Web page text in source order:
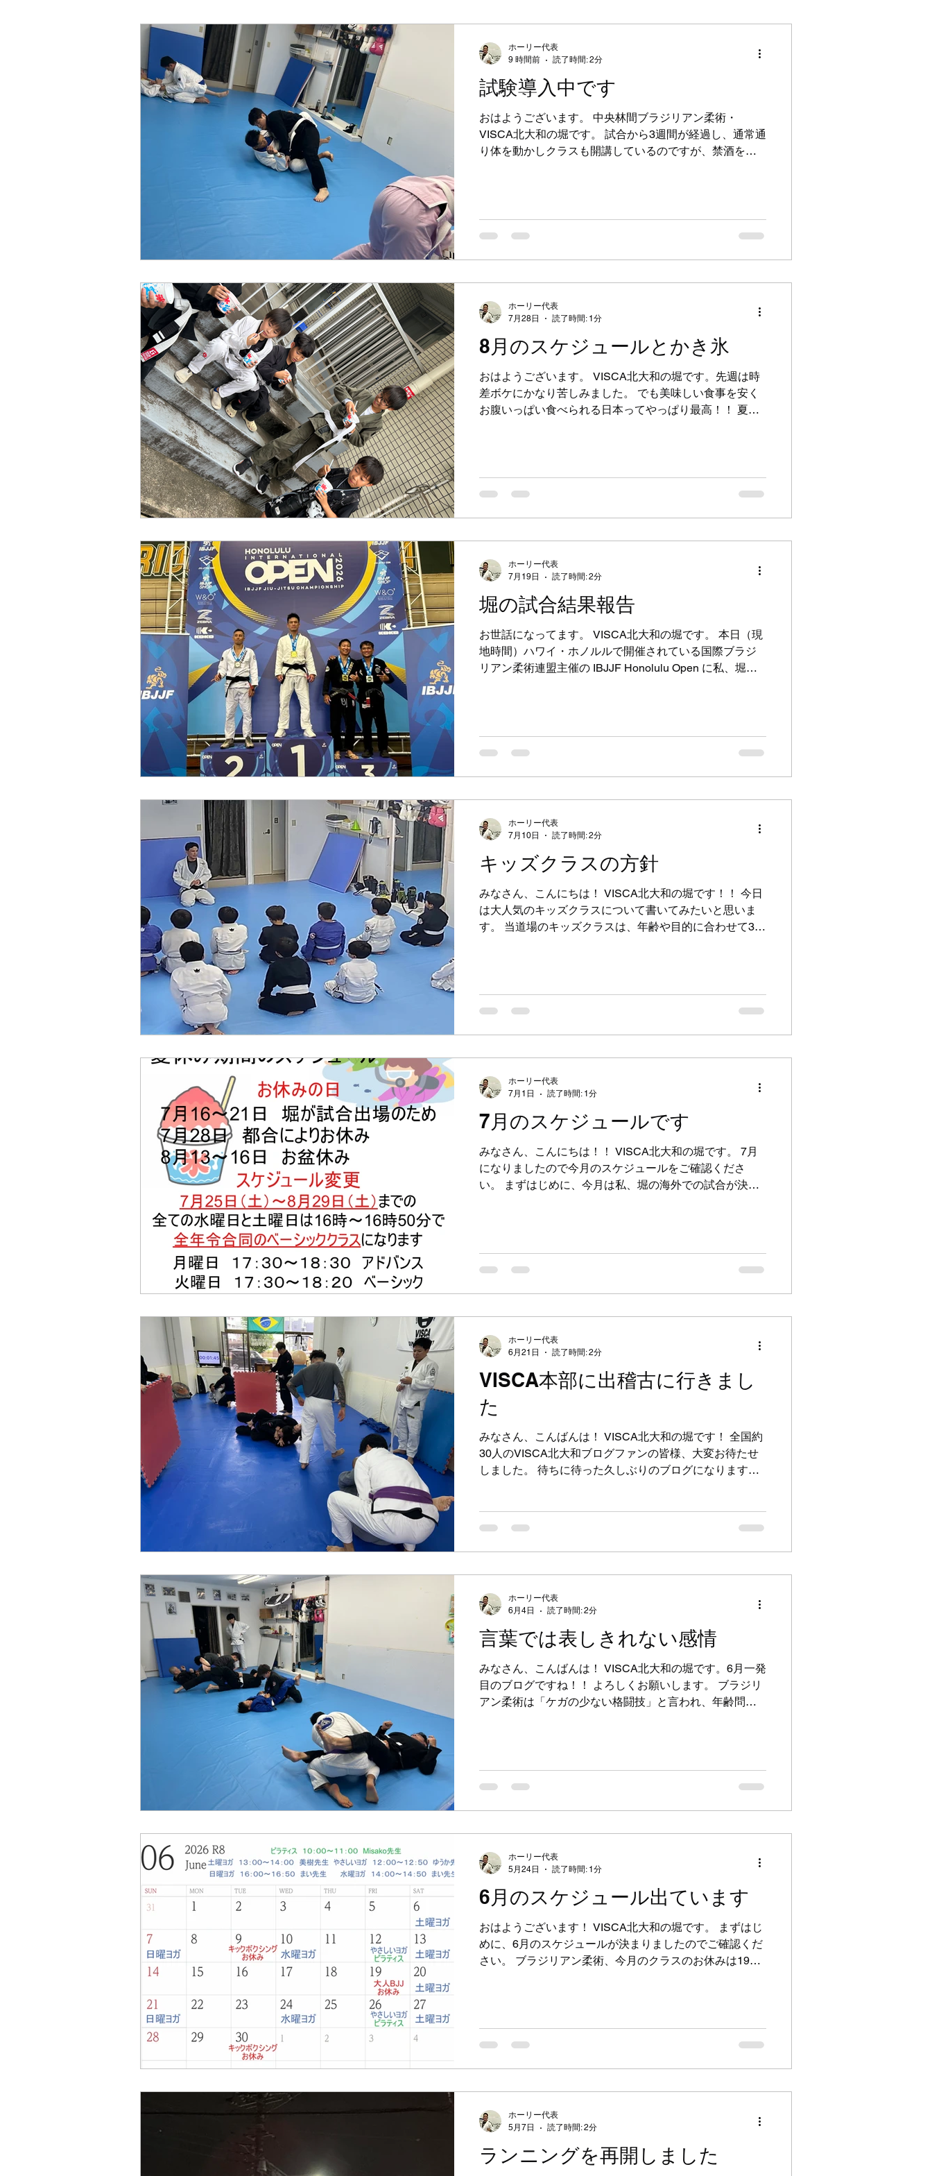
試験導入中です
おはようございます。 中央林間ブラジリアン柔術・
VISCA北大和の堀です。 試合から3週間が経過し、通常通
り体を動かしクラスも開講しているのですが、禁酒をし
かな？？祝勝会を開いてくれるということなので、身体
を壊さないよう自分を制御しながらお酒を楽しんできた
いな！！ 6～7月となんとなくクラスへの参加者が少ない
日が続きました。 何人かの方に話を聞き、導かれた答え
が「暑くて運動する気になれない」「次の日のことを考
えると遅くまで練習できない」ということでした。 そこ
で！！ 試験的に「打ち込みだけの日」を導入することに
しました！ 毎週木曜日は19時半から21時。ご自身の練習
したいことを打ち込み練習する「打ち込みの日」にしま
す。 VISCA川崎本部でも導入されている「研究の日」と
同じシステムです。 自主練と
ホーリー代表
9 時間前
読了時間: 2分
8月のスケジュールとかき氷
おはようございます。 VISCA北大和の堀です。先週は時
差ボケにかなり苦しみました。 でも美味しい食事を安く
お腹いっぱい食べられる日本ってやっぱり最高！！ 夏休
います。 水曜日・土曜日ともに、16時から全年齢合同の
クラスで開講。 晴れた日のクラス後には毎年恒例のかき
かいた後のかき氷は最高ですね！！ 夏休み期間中も体
験・見学、随時承っています。 お気軽にお問い合わせく
ださい！！ 8月のスケジュールも出ていますので各自ご確
認ください。 ・5日（水）キッズクラスのみお休み（試合
のため） ・7日（金）大人のみお休み ・11日（火・祝）
キッズクラスのみお休み ・13～15日 お盆休み 全クラ
スお休み ・26日（水）大人のみお休み 試験的に毎週木曜
日は19時30分から21時までのクラスとし、スパーリング
無
ホーリー代表
7月28日
読了時間: 1分
堀の試合結果報告
お世話になってます。 VISCA北大和の堀です。 本日（現
地時間）ハワイ・ホノルルで開催されている国際ブラジ
リアン柔術連盟主催の IBJJF Honolulu Open に私、堀が
回の試合でした ホノルルは私にとって第二の故郷と言っ
ても過言ではないほど思い入れがたくさんあり 今回も本
休みにすることはとても辛かったのですが、気持ちよく
送り出してくれた練習生の皆さんには感謝の気持ちでい
っぱいです 出国前の最後のクラスでは、子どもたち全員
から「先生、頑張ってきて！」と応援され いつも以上に
力を出すことができました 私の師匠であるVISCA柔術ア
カデミー代表の水野先生、練習生の皆さん VISCA北大和
支部の私の生徒さんたち 私の選手練の練習仲間たち そし
てハワイでは白帯の頃から毎年お世話になってい
ホーリー代表
7月19日
読了時間: 2分
キッズクラスの方針
みなさん、こんにちは！ VISCA北大和の堀です！！ 今日
は大人気のキッズクラスについて書いてみたいと思いま
す。 当道場のキッズクラスは、年齢や目的に合わせて3つ
「ベーシッククラス」 全年齢が参加できるクラスで、基
本技術を中心に、年上の子が年下の子を思いやりながら
レベルを目指す子のための選手クラスです。ただ強くな
るだけではなく、後輩の見本となることや、仲間を大切
にできることも求めています。 私が子どもたちに一番伝
いうことです。 柔術では勝つことも嬉しいことですが、
それ以上に、仲間を尊重し、真面目に取り組み、困って
いる人がいたら手を差し伸べられる人になってほしいと
思っています。 道場は技を学ぶ場所であると同時に、人
として成長する場所でもあります。
ホーリー代表
7月10日
読了時間: 2分
7月のスケジュールです
みなさん、こんにちは！！ VISCA北大和の堀です。 7月
になりましたので今月のスケジュールをご確認くださ
い。 まずはじめに、今月は私、堀の海外での試合が決ま
のため開催は未定。わかり次第お知らせします。 そし
て、今月後半から夏休みが始まるため、夏休み期間中の
日は例年通りクラス後にかき氷を振舞いますので、ぜひ
ご参加ください！！ 昨日のキッズクラスも多くの練習生
にご参加いただきました。 ありがとうございました。 15
人かな？いろいろと広い物件を探して回っているのです
が、なかなか良い物件を見つけることができません。 子
どもたちが安全にブラジリアン柔術を楽しめる場所を提
供してあげたいです。 中央林間ブラジリアン柔術VISCA
北大和では、引き続き 無料体験・見学、随時募集してい
ます。お気
ホーリー代表
7月1日
読了時間: 1分
VISCA本部に出稽古に行きまし
た
みなさん、こんばんは！ VISCA北大和の堀です！ 全国約
30人のVISCA北大和ブログファンの皆様、大変お待たせ
しました。 待ちに待った久しぶりのブログになります！
「参加者は少ないかな？」と思案しましたが、あいかわ
参加した練習生たちは多くの事を得られたようです。 私
も練習風景を見て、それぞれの練習生の課題がわかり、
明日からのクラスに必要なものがわかりました。 大変勉
強になった一日となりました。 出稽古を受け入れていた
だいたVISCA本部の水野先生、練習生の皆さん、ありが
とうございました！！ サッカー日本代表も勝ち 良い一日
となりました！！ さて、7月のスケジュールもある程度で
ホーリー代表
6月21日
読了時間: 2分
言葉では表しきれない感情
みなさん、こんばんは！ VISCA北大和の堀です。6月一発
目のブログですね！！ よろしくお願いします。 ブラジリ
アン柔術は「ケガの少ない格闘技」と言われ、年齢問わ
スになりました！！ 皆さんとてもフレッシュで、指導中
少しだけ緊張してしまいました（笑） ある方は熱心にメ
じました。ちょっと言葉にするのは難しい、嬉しい感情
が込み上げてきました。 ご参加いただきありがとうござ
いました！ 上の画像は前日・水曜日のクラスの様子なの
ですが、台風が昼に神奈川南部を通過し、まだ路面も濡
れており風も強い中だったのですが、多くの方がクラス
に参加してくれました。 最近では「半年ぶり？」に練習
を再開された方や一度ブラジリアン柔術をやめてしまっ
た方の復帰などもあり、一人、また一人と仲間が増えて
きて活気づいてきました。 本当に
ホーリー代表
6月4日
読了時間: 2分
6月のスケジュール出ています
おはようございます！ VISCA北大和の堀です。 まずはじ
めに、6月のスケジュールが決まりましたのでご確認くだ
さい。 ブラジリアン柔術、今月のクラスのお休みは19日
いっぱいです。 ケガ無くブラジリアン柔術を楽しんでい
ただけたらと思います。 引き継き「見学・体験」受け付
ださい。 毎週土曜日に開催している「グラップリング」
柔術衣を着ない寝技格闘技も最近は多くの方にご参加い
ただいております。 全く格闘技経験のない方、立ち技経
やってます」寝技を強化したいという方、様々な方々に
ホーリー代表
5月24日
読了時間: 1分
ランニングを再開しました
ホーリー代表
5月7日
読了時間: 2分